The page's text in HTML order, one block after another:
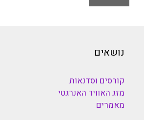
נושאים
קורסים וסדנאות
מזג האוויר האנרגטי
מאמרים